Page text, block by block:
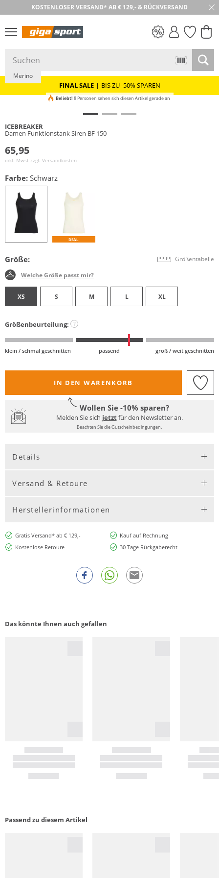
KOSTENLOSER VERSAND* AB € 129,- & RÜCKVERSAND
30 TAGE RÜCKGABE
PREIS & WERT
FINAL SALE | BIS ZU -50% SPAREN
Merino
Beliebt! 8 Personen sehen sich diesen Artikel gerade an
ICEBREAKER
Damen Funktionstank Siren BF 150
65,95
inkl. Mwst zzgl. Versandkosten
Farbe: Schwarz
DEAL
Größe: Größentabelle
Welche Größe passt mir?
XS S M L XL
Größenbeurteilung: ?
klein / schmal geschnitten passend groß / weit geschnitten
IN DEN WARENKORB
Wollen Sie -10% sparen?
Melden Sie sich jetztfür den Newsletter an.
Beachten Sie die Gutscheinbedingungen.
Details
Versand & Retoure
Herstellerinformationen
Gratis Versand* ab € 129,-
Kauf auf Rechnung
Kostenlose Retoure
30 Tage Rückgaberecht
Das könnte Ihnen auch gefallen
Passend zu diesem Artikel